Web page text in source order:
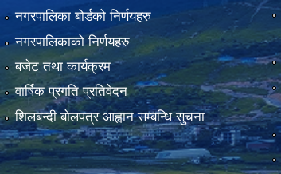
नगरपालिका बोर्डको निर्णयहरु
नगरपालिकाको निर्णयहरु
बजेट तथा कार्यक्रम
वार्षिक प्रगति प्रतिवेदन
शिलबन्दी बोलपत्र आह्वान सम्बन्धि सुचना